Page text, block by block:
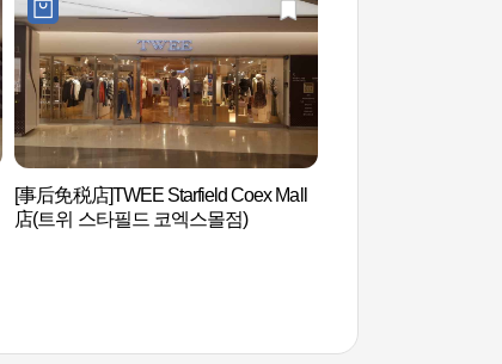
[事后免税店]TWEE Starfield Coex Mall
店(트위 스타필드 코엑스몰점)